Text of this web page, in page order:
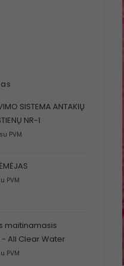
SISTEMA ANTAKIŲ
NR-1
su PVM
PVM
maitinamasis
All Clear Water
PVM